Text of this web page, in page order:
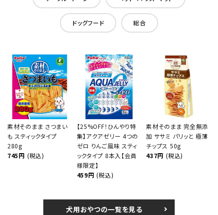
ドッグフード 総合
素材そのまま さつまい
も スティックタイプ
280g
745円 (税込)
【25%OFF！ひんやり特
集】アクアゼリー 4つの
ゼロ りんご風味 スティ
ックタイプ 8本入【会員
様限定】
459円 (税込)
素材そのまま 完全無添
加 ササミ パリッと 極薄
チップス 50g
437円 (税込)
犬用おやつの一覧を見る